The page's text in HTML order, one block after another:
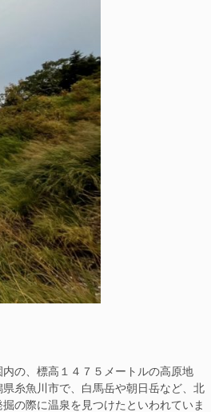
の、標高１４７５メートルの高原地
糸魚川市で、白馬岳や朝日岳など、北
の際に温泉を見つけたといわれていま